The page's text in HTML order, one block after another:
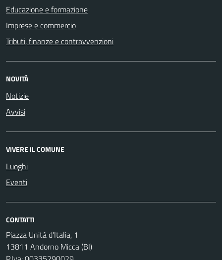
Educazione e formazione
Imprese e commercio
Tributi, finanze e contravvenzioni
NOVITÀ
Notizie
Avvisi
VIVERE IL COMUNE
Luoghi
Eventi
CONTATTI
Piazza Unità d'Italia, 1
13811 Andorno Micca (BI)